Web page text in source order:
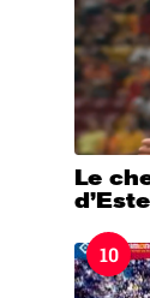
Le
10